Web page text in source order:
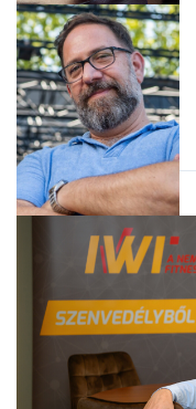
TARTALOM
Forbes-sztori